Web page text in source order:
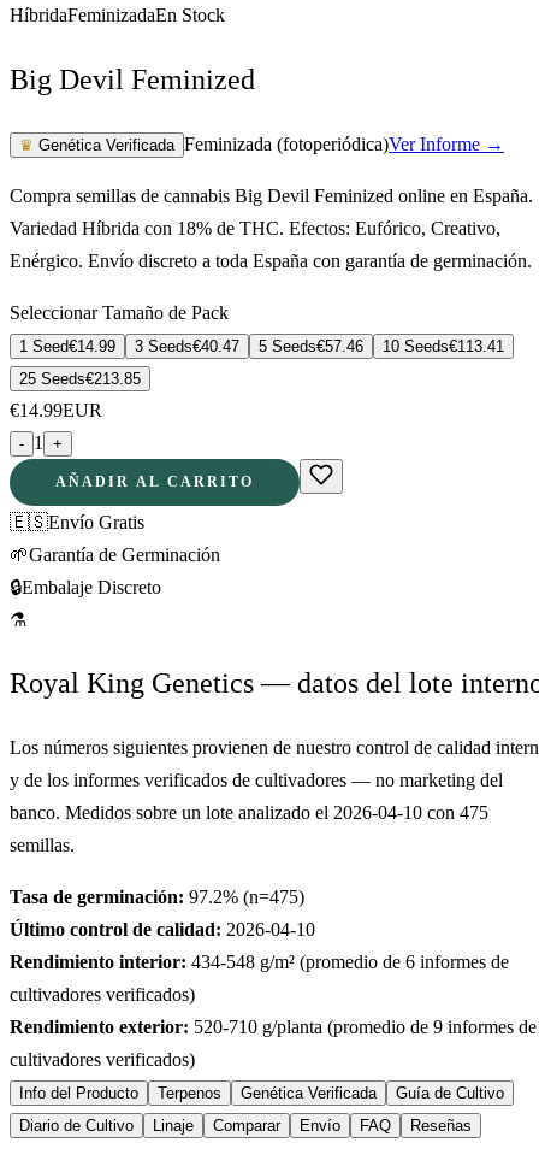
HíbridaFeminizadaEn Stock
Big Devil Feminized
♛ Genética Verificada Feminizada (fotoperiódica)Ver Informe →
Compra semillas de cannabis Big Devil Feminized online en España.
Variedad Híbrida con 18% de THC. Efectos: Eufórico, Creativo,
Enérgico. Envío discreto a toda España con garantía de germinación.
Seleccionar Tamaño de Pack
1 Seed€14.99 3 Seeds€40.47 5 Seeds€57.46 10 Seeds€113.41
25 Seeds€213.85
€14.99EUR
- 1 +
AÑADIR AL CARRITO
🇪🇸Envío Gratis
🌱Garantía de Germinación
🔒Embalaje Discreto
⚗
Royal King Genetics — datos del lote
Los números siguientes provienen de nuestro control de calidad
y de los informes verificados de cultivadores — no marketing del
banco. Medidos sobre un lote analizado el 2026-04-10 con 475
semillas.
Tasa de germinación: 97.2% (n=475)
Último control de calidad: 2026-04-10
Rendimiento interior: 434-548 g/m² (promedio de 6 informes de
cultivadores verificados)
Rendimiento exterior: 520-710 g/planta (promedio de 9 informes de
cultivadores verificados)
Info del Producto Terpenos Genética Verificada
Guía de Cultivo
Diario de Cultivo
Linaje Comparar Envío FAQ Reseñas